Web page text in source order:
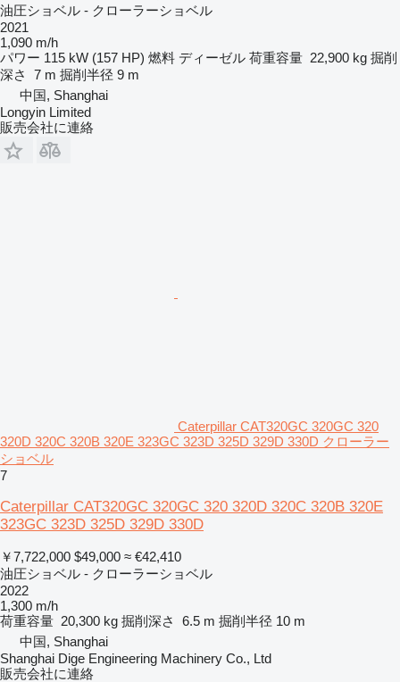
油圧ショベル - クローラーショベル
2021
1,090 m/h
パワー 115 kW (157 HP) 燃料 ディーゼル 荷重容量 22,900 kg 掘削
深さ
7 m 掘削半径 9 m
中国, Shanghai
Longyin Limited
販売会社に連絡
Caterpillar CAT320GC 320GC 320
320D 320C 320B 320E 323GC 323D 325D 329D 330D クローラー
ショベル
7
Caterpillar CAT320GC 320GC 320 320D 320C 320B 320E
323GC 323D 325D 329D 330D
￥7,722,000 $49,000 ≈ €42,410
油圧ショベル - クローラーショベル
2022
1,300 m/h
荷重容量 20,300 kg 掘削深さ 6.5 m 掘削半径 10 m
中国, Shanghai
Shanghai Dige Engineering Machinery Co., Ltd
販売会社に連絡